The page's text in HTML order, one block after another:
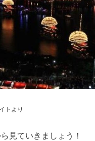
トより
見ていきましょう！